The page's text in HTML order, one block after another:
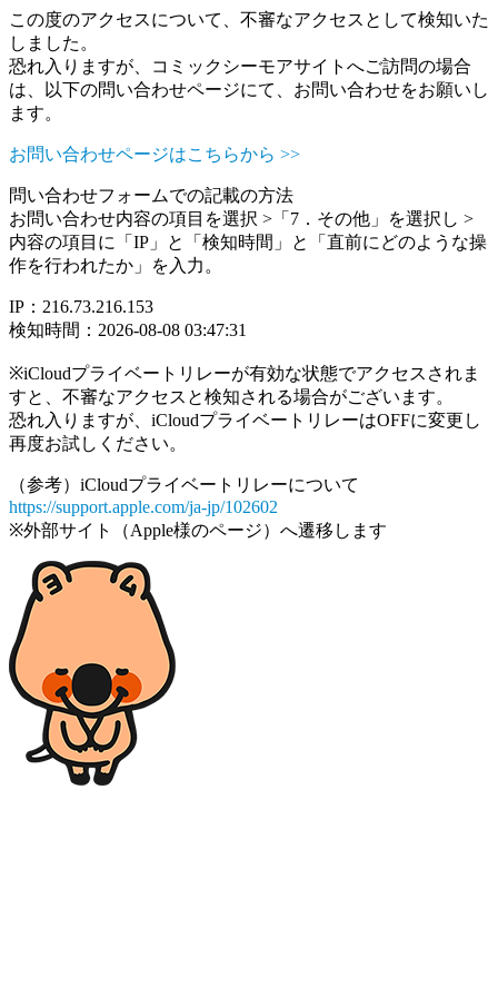
この度のアクセスについて、不審なアクセスとして検知いた
しました。
恐れ入りますが、コミックシーモアサイトへご訪問の場合
は、以下の問い合わせページにて、お問い合わせをお願いし
ます。
お問い合わせページはこちらから >>
問い合わせフォームでの記載の方法
お問い合わせ内容の項目を選択 >「7．その他」を選択し >
内容の項目に「IP」と「検知時間」と「直前にどのような操
作を行われたか」を入力。
IP：216.73.216.153
検知時間：2026-08-08 03:47:31
※iCloudプライベートリレーが有効な状態でアクセスされま
すと、不審なアクセスと検知される場合がございます。
恐れ入りますが、iCloudプライベートリレーはOFFに変更し
再度お試しください。
（参考）iCloudプライベートリレーについて
https://support.apple.com/ja-jp/102602
※外部サイト（Apple様のページ）へ遷移します